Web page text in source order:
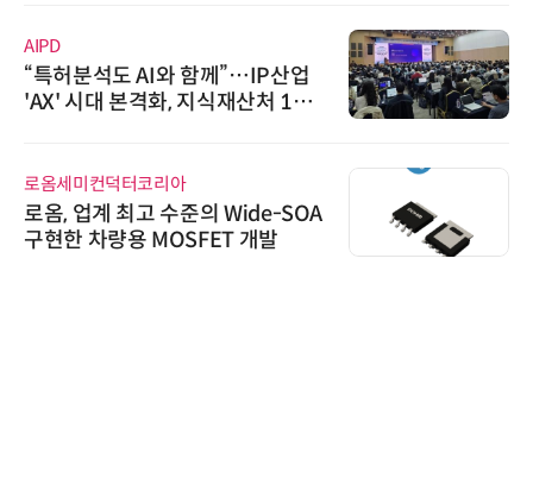
AIPD
“특허분석도 AI와 함께”…IP산업
'AX' 시대 본격화, 지식재산처 1호
로옴세미컨덕터코리아
로옴, 업계 최고 수준의 Wide-SOA
구현한 차량용 MOSFET 개발